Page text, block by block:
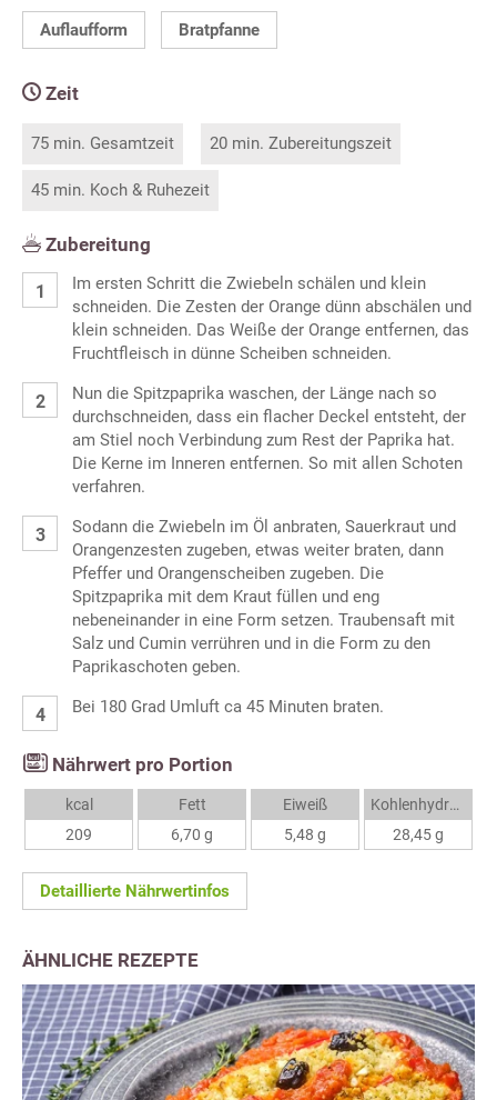
Auflaufform Bratpfanne
Zeit
75 min. Gesamtzeit 20 min. Zubereitungszeit
45 min. Koch & Ruhezeit
Zubereitung
Im ersten Schritt die Zwiebeln schälen und klein
schneiden. Die Zesten der Orange dünn abschälen und
klein schneiden. Das Weiße der Orange entfernen, das
Fruchtfleisch in dünne Scheiben schneiden.
Nun die Spitzpaprika waschen, der Länge nach so
durchschneiden, dass ein flacher Deckel entsteht, der
am Stiel noch Verbindung zum Rest der Paprika hat.
Die Kerne im Inneren entfernen. So mit allen Schoten
verfahren.
Sodann die Zwiebeln im Öl anbraten, Sauerkraut und
Orangenzesten zugeben, etwas weiter braten, dann
Pfeffer und Orangenscheiben zugeben. Die
Spitzpaprika mit dem Kraut füllen und eng
nebeneinander in eine Form setzen. Traubensaft mit
Salz und Cumin verrühren und in die Form zu den
Paprikaschoten geben.
Bei 180 Grad Umluft ca 45 Minuten braten.
Nährwert pro Portion
kcal
209
Fett
6,70 g
Eiweiß
5,48 g
Kohlenhydrate
28,45 g
Detaillierte Nährwertinfos
ÄHNLICHE REZEPTE